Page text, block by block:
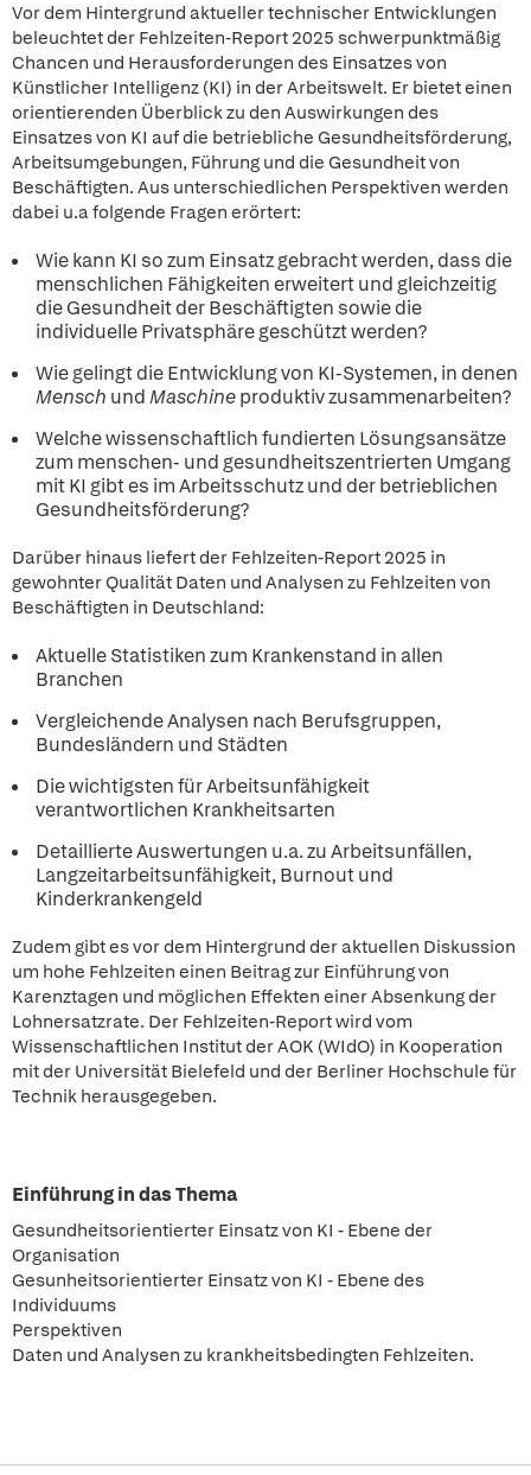
Vor dem Hintergrund aktueller technischer Entwicklungen
beleuchtet der Fehlzeiten-Report 2025 schwerpunktmäßig
Chancen und Herausforderungen des Einsatzes von
Künstlicher Intelligenz (KI) in der Arbeitswelt. Er bietet einen
orientierenden Überblick zu den Auswirkungen des
Einsatzes von KI auf die betriebliche Gesundheitsförderung,
Arbeitsumgebungen, Führung und die Gesundheit von
Beschäftigten. Aus unterschiedlichen Perspektiven werden
dabei u.a folgende Fragen erörtert:
Wie kann KI so zum Einsatz gebracht werden, dass die
menschlichen Fähigkeiten erweitert und gleichzeitig
die Gesundheit der Beschäftigten sowie die
individuelle Privatsphäre geschützt werden?
Wie gelingt die Entwicklung von KI-Systemen, in denen
Mensch und Maschineproduktiv zusammenarbeiten?
Welche wissenschaftlich fundierten Lösungsansätze
zum menschen- und gesundheitszentrierten Umgang
mit KI gibt es im Arbeitsschutz und der betrieblichen
Gesundheitsförderung?
Darüber hinaus liefert der Fehlzeiten-Report 2025 in
gewohnter Qualität Daten und Analysen zu Fehlzeiten von
Beschäftigten in Deutschland:
Aktuelle Statistiken zum Krankenstand in allen
Branchen
Vergleichende Analysen nach Berufsgruppen,
Bundesländern und Städten
Die wichtigsten für Arbeitsunfähigkeit
verantwortlichen Krankheitsarten
Detaillierte Auswertungen u.a. zu Arbeitsunfällen,
Langzeitarbeitsunfähigkeit, Burnout und
Kinderkrankengeld
Zudem gibt es vor dem Hintergrund der aktuellen Diskussion
um hohe Fehlzeiten einen Beitrag zur Einführung von
Karenztagen und möglichen Effekten einer Absenkung der
Lohnersatzrate. Der Fehlzeiten-Report wird vom
Wissenschaftlichen Institut der AOK (WIdO) in Kooperation
mit der Universität Bielefeld und der Berliner Hochschule für
Technik herausgegeben.
Einführung in das Thema
Gesundheitsorientierter Einsatz von KI - Ebene der
Organisation
Gesunheitsorientierter Einsatz von KI - Ebene des
Individuums
Perspektiven
Daten und Analysen zu krankheitsbedingten Fehlzeiten.